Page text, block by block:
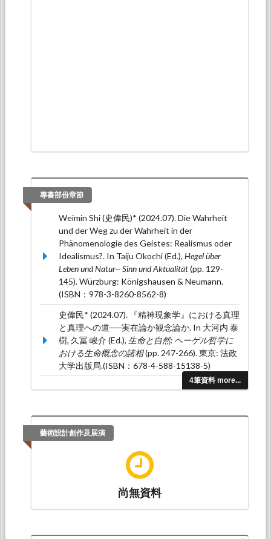
專書部份章節
4筆資料 more...
Weimin Shi (史偉民)* (2024.07). Die Wahrheit
und der Weg zu der Wahrheit in der
Phänomenologie des Geistes: Realismus oder
Idealismus?. In Taiju Okochi (Ed.), Hegel über
Leben und Natur-- Sinn und Aktualität(pp. 129-
145). Würzburg: Königshausen & Neumann.
(ISBN：978-3-8260-8562-8)
史偉民* (2024.07). 『精神現象学』における真理
と真理への道──実在論か観念論か. In 大河内 泰
樹, 久冨 峻介 (Ed.), 生命と自然: ヘーゲル哲学に
おける生命概念の諸相(pp. 247-266). 東京: 法政
大学出版局.(ISBN：678-4-588-15138-5)
Weimin Shi (2023.02). Der Geist als »die
Beste von Hegel – The Best of Hegel
294). Berlin: Duncker & Humblot.(ISBN：978-3-
史偉民（2018.12）。詮釋的多元性與尋求真理
詮釋學》第17集（37-45頁）。濟南：山東大學
出版社。（ISBN：978-7-5607-6281-4）
藝術設計創作及展演
尚無資料